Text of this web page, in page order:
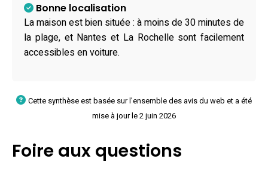
Bonne localisation
La maison est bien située : à moins de 30 minutes de
la plage, et Nantes et La Rochelle sont facilement
accessibles en voiture.
Cette synthèse est basée sur l'ensemble des avis du web et a été
mise à jour le 2 juin 2026
Foire aux questions